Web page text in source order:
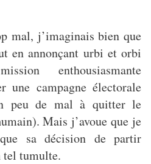
mal, j’imaginais bien que
en annonçant urbi et orbi
enthousiasmante
une campagne électorale
peu de mal à quitter le
Mais j’avoue que je
sa décision de partir
tel tumulte.